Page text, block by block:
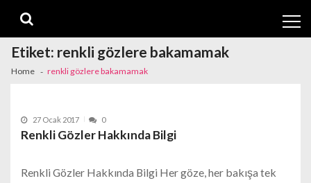
navigation
content
Etiket: renkli gözlere bakamamak
Home renkli gözlere bakamamak
27 Ocak 2017 0
Renkli Gözler Hakkında Bilgi
Renkli Gözler Hakkında Bilgi Her göze, her bakışa tek